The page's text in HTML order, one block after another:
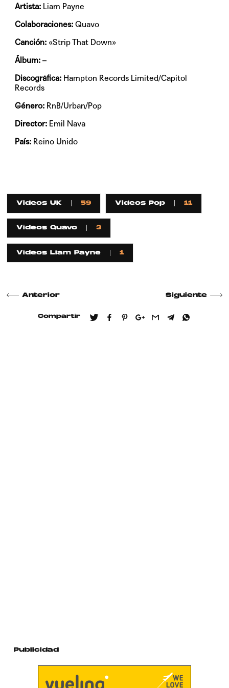
Artista: Liam Payne
Colaboraciones: Quavo
Canción: «Strip That Down»
Álbum: –
Discográfica: Hampton Records Limited/Capitol
Records
Género: RnB/Urban/Pop
Director: Emil Nava
País: Reino Unido
Videos UK 59 Videos Pop 11
Videos Quavo 3
Videos Liam Payne 1
Anterior Siguiente
Compartir
Publicidad